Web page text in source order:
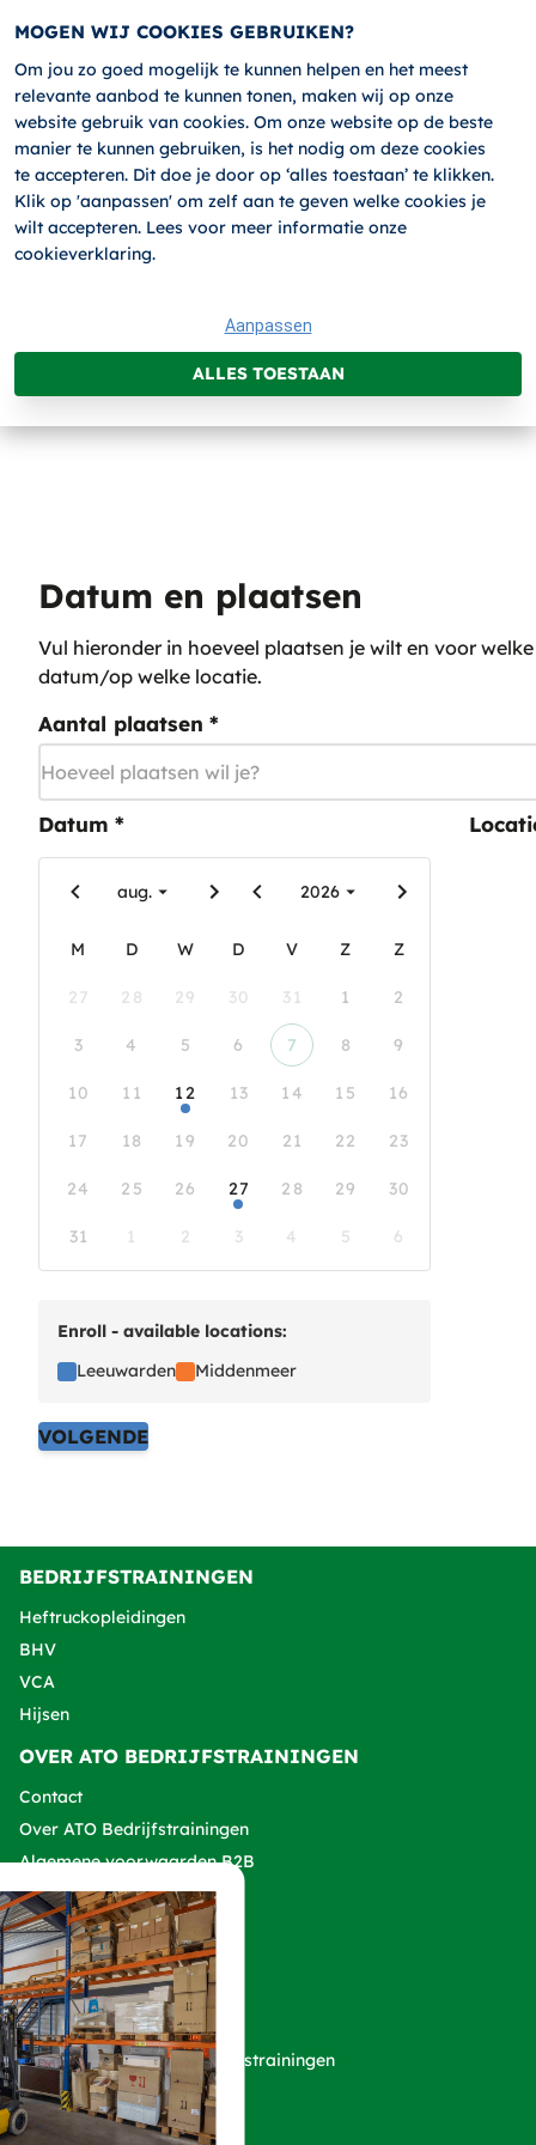
MOGEN WIJ COOKIES GEBRUIKEN?
Om jou zo goed mogelijk te kunnen helpen en het meest
relevante aanbod te kunnen tonen, maken wij op onze
website gebruik van cookies. Om onze website op de beste
manier te kunnen gebruiken, is het nodig om deze cookies
te accepteren. Dit doe je door op ‘alles toestaan’ te klikken.
Klik op 'aanpassen' om zelf aan te geven welke cookies je
wilt accepteren. Lees voor meer informatie onze
cookieverklaring.
Aanpassen
ALLES TOESTAAN
Terug
AANMELDEN
3.
BHV CURSUS
Datum en plaatsen
Vul hieronder in hoeveel plaatsen je wilt en voor welke
datum/op welke locatie.
Aantal plaatsen *
Datum *
aug. 2026
M D W D V Z Z
27 28 29 30 31 1 2
3 4 5 6 7 8 9
10 11 12 13 14 15 16
17 18 19 20 21 22 23
24 25 26 27 28 29 30
31 1 2 3 4 5 6
Enroll - available locations:
Leeuwarden
Middenmeer
VOLGENDE
BEDRIJFSTRAININGEN
Heftruckopleidingen
BHV
VCA
Hijsen
OVER ATO BEDRIJFSTRAININGEN
Contact
Over ATO Bedrijfstrainingen
Algemene voorwaarden B2B
Klachtenprocedure
VOLG ONZE SOCIALS!
Copyright 2026 ATO Bedrijfstrainingen
Privacy verklaring
Cookies